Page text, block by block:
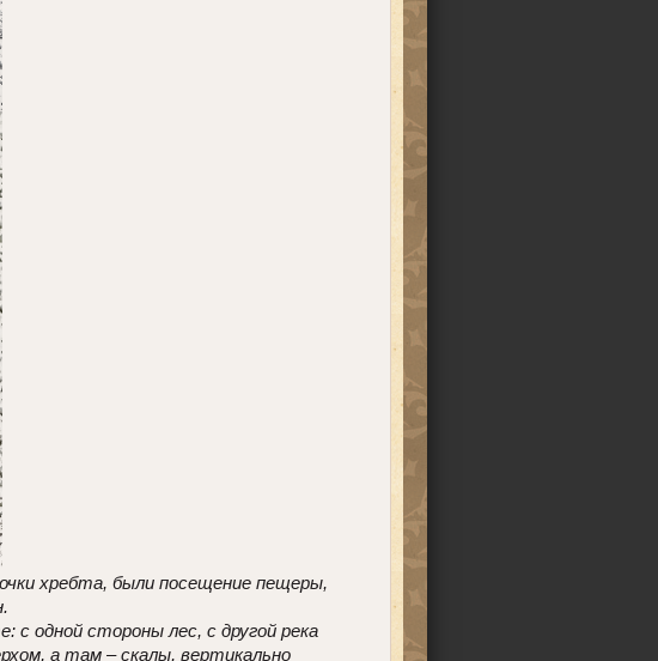
хребта, были посещение пещеры,
с одной стороны лес, с другой река
а там – скалы, вертикально